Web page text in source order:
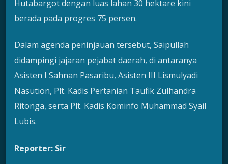
Hutabargot dengan luas lahan 30 hektare kini
berada pada progres 75 persen.
Dalam agenda peninjauan tersebut, Saipullah
didampingi jajaran pejabat daerah, di antaranya
Asisten I Sahnan Pasaribu, Asisten III Lismulyadi
Nasution, Plt. Kadis Pertanian Taufik Zulhandra
Ritonga, serta Plt. Kadis Kominfo Muhammad Syail
Lubis.
Reporter: Sir